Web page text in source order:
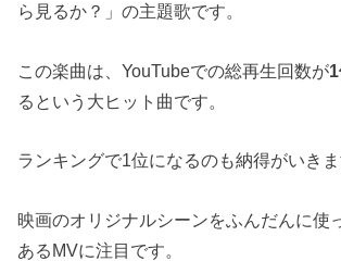
ら見るか？」の主題歌です。
この楽曲は、YouTubeでの総再生回数が
るという大ヒット曲です。
ランキングで1位になるのも納得がいきま
映画のオリジナルシーンをふんだんに使
あるMVに注目です。